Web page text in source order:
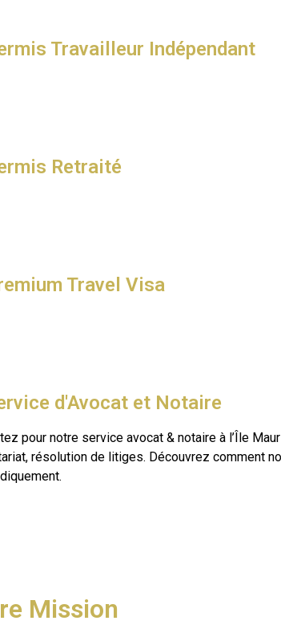
Travailleur Indépendant
Retraité
Travel Visa
d'Avocat et Notaire
pour notre service avocat & notaire à l’Île
résolution de litiges. Découvrez comment
Mission